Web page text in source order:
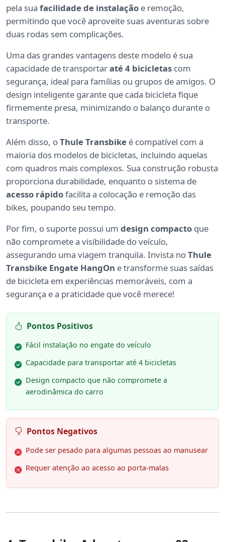
pela sua facilidade de instalação e remoção,
permitindo que você aproveite suas aventuras sobre
duas rodas sem complicações.
Uma das grandes vantagens deste modelo é sua
capacidade de transportaraté 4 bicicletas com
segurança, ideal para famílias ou grupos de amigos. O
design inteligente garante que cada bicicleta fique
firmemente presa, minimizando o balanço durante o
transporte.
Além disso, oThule Transbike é compatível com a
maioria dos modelos de bicicletas, incluindo aquelas
com quadros mais complexos. Sua construção robusta
proporciona durabilidade, enquanto o sistema de
acesso rápidofacilita a colocação e remoção das
bikes, poupando seu tempo.
Por fim, o suporte possui um design compacto que
não compromete a visibilidade do veículo,
assegurando uma viagem tranquila. Invista noThule
Transbike Engate HangOn e transforme suas saídas
de bicicleta em experiências memoráveis, com a
segurança e a praticidade que você merece!
Pontos Positivos
Fácil instalação no engate do veículo
Capacidade para transportar até 4 bicicletas
Design compacto que não compromete a
aerodinâmica do carro
Pontos Negativos
Pode ser pesado para algumas pessoas ao manusear
Requer atenção ao acesso ao porta-malas